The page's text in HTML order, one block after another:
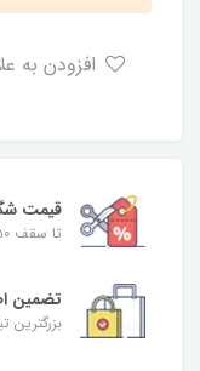
قیمت
تا سقف 50% تخفیف
تضمین